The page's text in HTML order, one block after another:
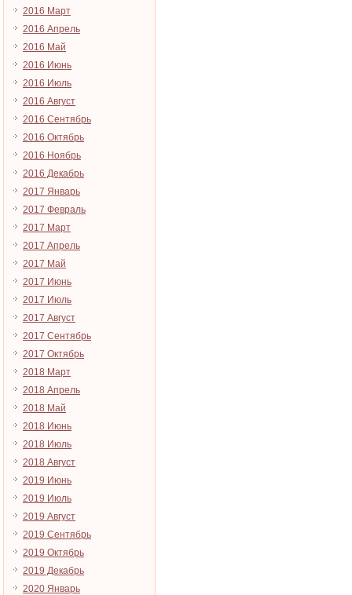
2016 Март
2016 Апрель
2016 Май
2016 Июнь
2016 Июль
2016 Август
2016 Сентябрь
2016 Октябрь
2016 Ноябрь
2016 Декабрь
2017 Январь
2017 Февраль
2017 Март
2017 Апрель
2017 Май
2017 Июнь
2017 Июль
2017 Август
2017 Сентябрь
2017 Октябрь
2018 Март
2018 Апрель
2018 Май
2018 Июнь
2018 Июль
2018 Август
2019 Июнь
2019 Июль
2019 Август
2019 Сентябрь
2019 Октябрь
2019 Декабрь
2020 Январь